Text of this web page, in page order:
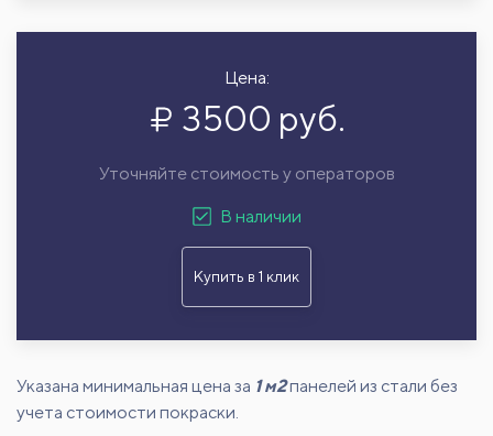
Цена:
3500 руб.
Уточняйте стоимость у операторов
В наличии
Купить в 1 клик
Указана минимальная цена за 1 м2панелей из стали без
учета стоимости покраски.